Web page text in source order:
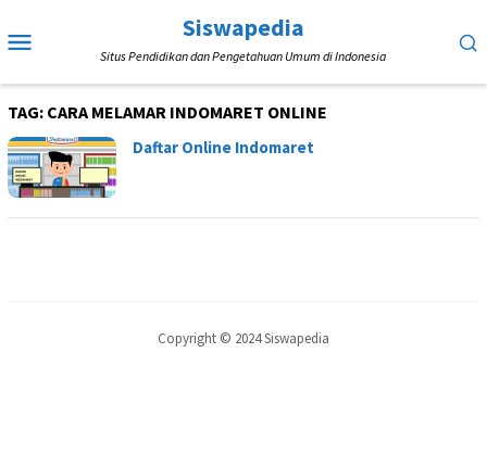
ke
Mobile
Siswapedia
Situs Pendidikan dan Pengetahuan Umum di Indonesia
TAG: CARA MELAMAR INDOMARET ONLINE
Daftar Online Indomaret
Copyright © 2024 Siswapedia